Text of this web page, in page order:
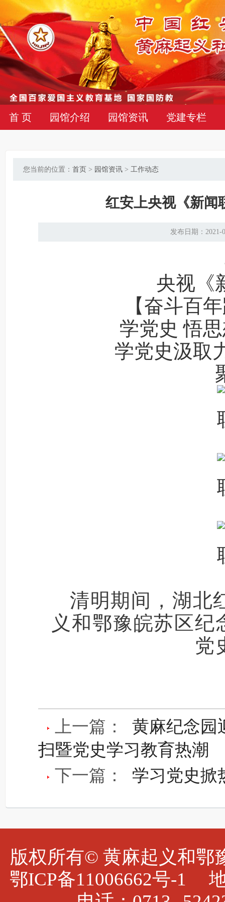
首 页 园馆介绍 园馆资讯 党建专栏
您当前的位置： 首页 > 园馆资讯 > 工作动态
红安上央视《新闻
发布日期：
央视《
【奋斗百
学党史 悟
学党史汲取
清明期间，湖北
义和鄂豫皖苏区
党
上一篇： 黄麻纪念园
扫暨党史学习教育热潮
下一篇： 学习党史掀
版权所有© 黄麻起义和鄂
鄂ICP备11006662号-1